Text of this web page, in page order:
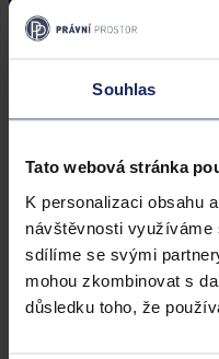
Souhlas
Tato webová stránka
K personalizaci obsahu
návštěvnosti využíváme
sdílíme se svými
mohou zkombinovat s
důsledku toho, že